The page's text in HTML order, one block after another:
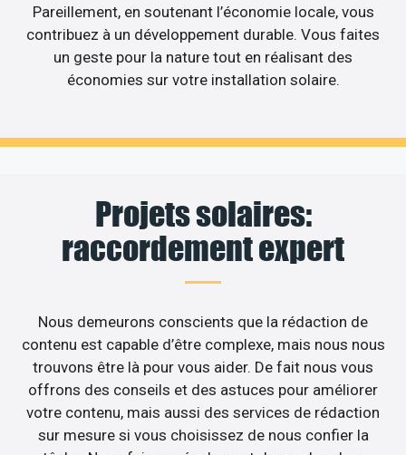
Pareillement, en soutenant l’économie locale, vous
contribuez à un développement durable. Vous faites
un geste pour la nature tout en réalisant des
économies sur votre installation solaire.
Projets solaires:
raccordement expert
Nous demeurons conscients que la rédaction de
contenu est capable d’être complexe, mais nous nous
trouvons être là pour vous aider. De fait nous vous
offrons des conseils et des astuces pour améliorer
votre contenu, mais aussi des services de rédaction
sur mesure si vous choisissez de nous confier la